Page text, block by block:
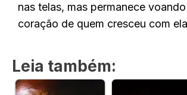
nas telas, mas permanece
coração de quem cresceu com
Leia também: